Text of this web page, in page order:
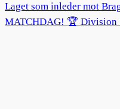
Laget som inleder mot
MATCHDAG! 🏆